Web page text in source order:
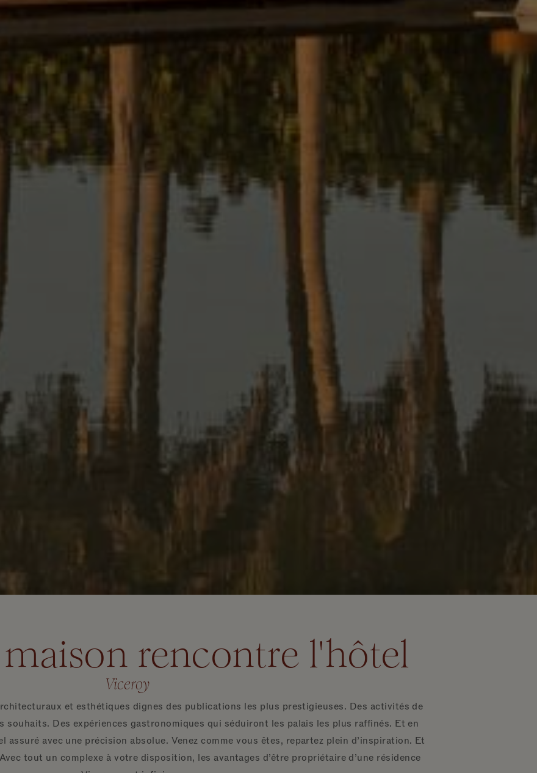
rencontre l'hôtel
Viceroy
et esthétiques dignes des publications les plus prestigieuses. Des activités de
souhaits. Des expériences gastronomiques qui séduiront les palais les plus raffinés. Et en
avec une précision absolue. Venez comme vous êtes, repartez plein d’inspiration. Et
tout un complexe à votre disposition, les avantages d’être propriétaire d’une résidence